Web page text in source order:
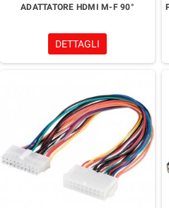
ADATTATORE HDMI M-F 90°
DETTAGLI